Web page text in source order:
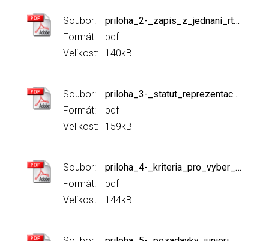
Soubor:
priloha_2-_zapis_z_jednaní_rtr_27.2.2024.pdf
Formát:
pdf
Velikost:
140kB
Soubor:
priloha_3-_statut_reprezentacni_trenerske_rady_2024.pdf
Formát:
pdf
Velikost:
159kB
Soubor:
priloha_4-_kriteria_pro_vyber_na_zavody_ohr_2024.pdf
Formát:
pdf
Velikost:
144kB